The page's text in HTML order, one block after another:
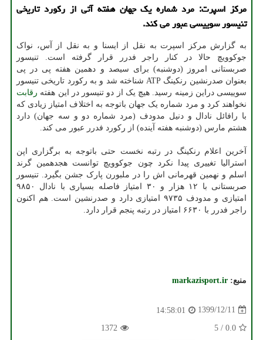
مرکز اسپرت: مرد شماره یک جهان هفته آتی از رکورد تاریخی
تنیسور سوییسی عبور می کند.
به گزارش مرکز اسپرت به نقل از ایسنا و به نقل از آس، نواک
جوکوویچ حالا در کنار راجر فدرر قرار گرفته است. تنیسور
صربستانی امروز (دوشنبه) برای سیصد و دهمین هفته پی در پی
بعنوان صدرنشین رنکینگ ATP شناخته شد و به رکورد تاریخی تنیسور
سوییسی دراین زمینه رسید. هیچ یک از دو تنیسور در این هفته رقابت
نخواهند کرد و مرد شماره یک جهان باتوجه به اختلاف امتیاز زیادی که
با رافائل نادال و دنیل مدودف (مرد شماره دو و سه جهان) دارد
هشتم مارس (دوشنبه هفته آینده) از رکورد فدرر عبور می کند.
آخرین اعلام رنکینگ در رتبه نخست حتی باتوجه به برگزاری اپن
استرالیا تغییری پیدا نکرد چون جوکوویچ توانست هجدهمین گرند
اسلم و نهمین قهرمانی اش را در ملبورن پارک جشن بگیرد. تنیسور
صربستانی با ۱۲ هزار و ۳۰ امتیاز فاصله بسیاری با نادال ۹۸۵۰
امتیازی و مدودف ۹۷۳۵ امتیازی دارد و صدرنشین است. هم اکنون
راجر فدرر با ۶۶۳۰ امتیاز در رتبه پنجم قرار دارد.
منبع: markazisport.ir
1399/12/11
14:58:01
0.0
/
5
1372